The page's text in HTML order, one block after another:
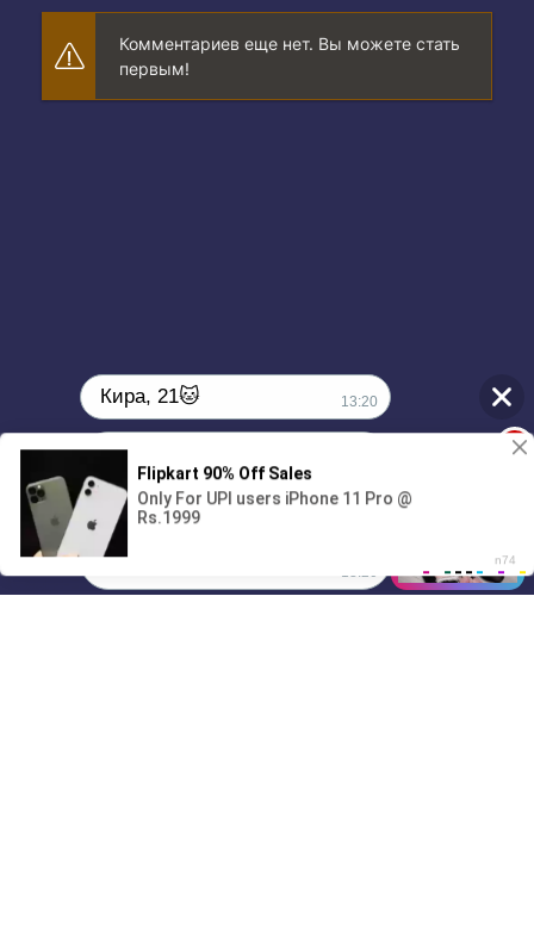
Комментариев еще нет. Вы можете стать
первым!
01/07
00:00
Кира, 21🐱 13:20
Поиграешь со мной? 💖🐾
13:20
1